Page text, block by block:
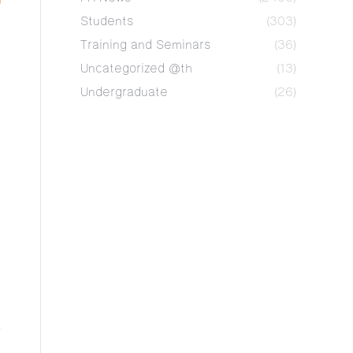
Students
(303)
Training and Seminars
(36)
Uncategorized @th
(13)
Undergraduate
(26)